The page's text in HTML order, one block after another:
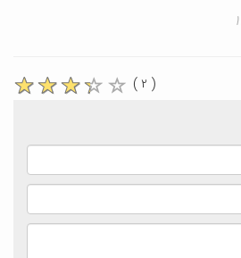
( ۲ )